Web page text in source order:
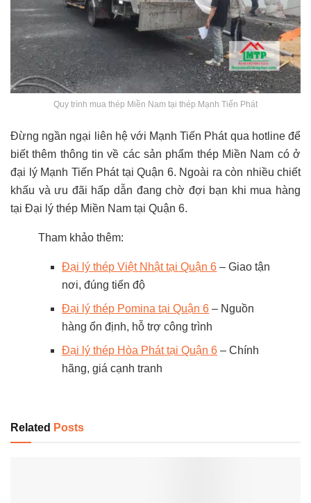
Quy trình mua thép Miền Nam tại thép Mạnh Tiến Phát
Đừng ngần ngại liên hệ với Mạnh Tiến Phát qua hotline để
biết thêm thông tin về các sản phẩm thép Miền Nam có ở
đại lý Mạnh Tiến Phát tại Quận 6. Ngoài ra còn nhiều chiết
khấu và ưu đãi hấp dẫn đang chờ đợi bạn khi mua hàng
tại Đại lý thép Miền Nam tại Quận 6.
Tham khảo thêm:
Đại lý thép Việt Nhật tại Quận 6 – Giao tận
nơi, đúng tiến độ
Đại lý thép Pomina tại Quận 6 – Nguồn
hàng ổn định, hỗ trợ công trình
Đại lý thép Hòa Phát tại Quận 6 – Chính
hãng, giá cạnh tranh
Related Posts